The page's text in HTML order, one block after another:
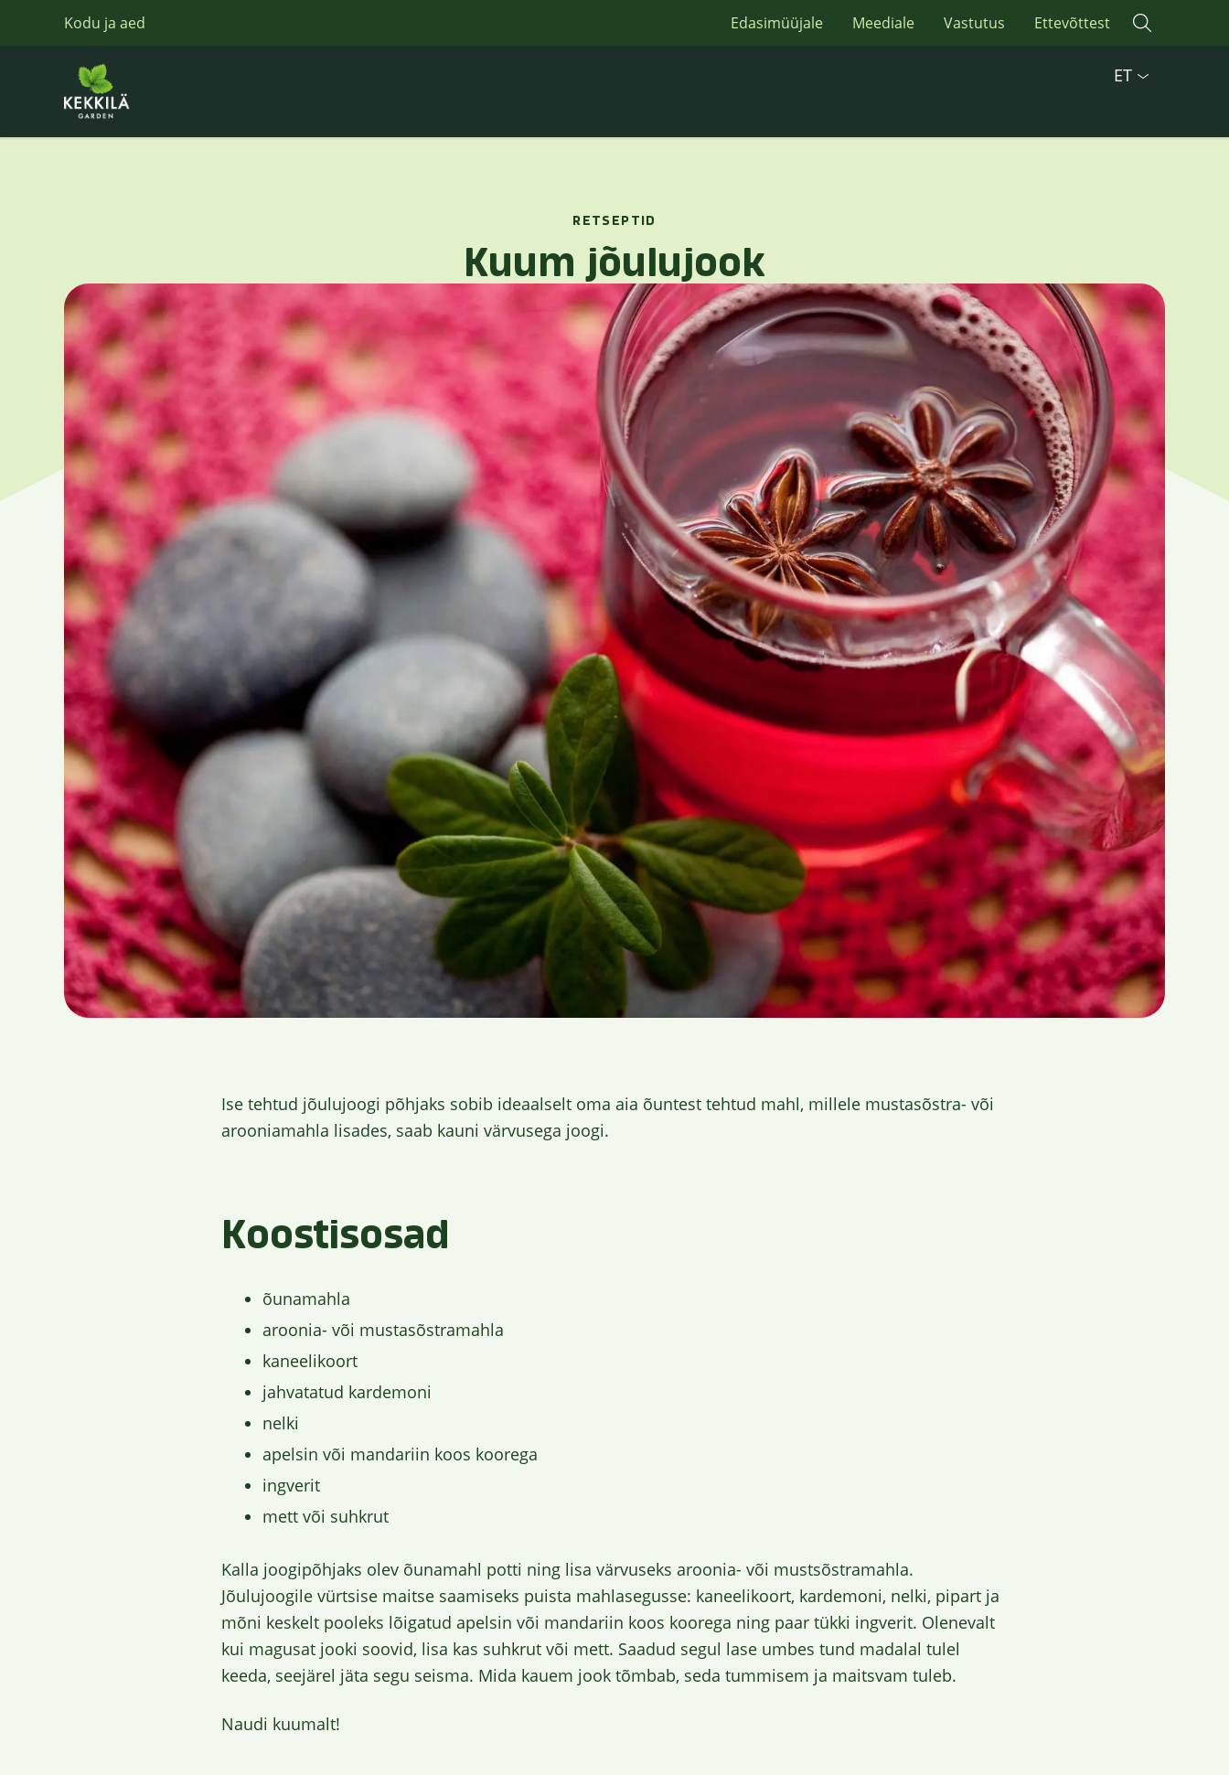
Kodu ja aed Edasimüüjale Meediale Vastutus Ettevõttest
ET
RETSEPTID
Kuum jõulujook
Ise tehtud jõulujoogi põhjaks sobib ideaalselt oma aia õuntest tehtud mahl, millele mustasõstra- või
arooniamahla lisades, saab kauni värvusega joogi.
Koostisosad
õunamahla
aroonia- või mustasõstramahla
kaneelikoort
jahvatatud kardemoni
nelki
apelsin või mandariin koos koorega
ingverit
mett või suhkrut
Kalla joogipõhjaks olev õunamahl potti ning lisa värvuseks aroonia- või mustsõstramahla.
Jõulujoogile vürtsise maitse saamiseks puista mahlasegusse: kaneelikoort, kardemoni, nelki, pipart ja
mõni keskelt pooleks lõigatud apelsin või mandariin koos koorega ning paar tükki ingverit. Olenevalt
kui magusat jooki soovid, lisa kas suhkrut või mett. Saadud segul lase umbes tund madalal tulel
keeda, seejärel jäta segu seisma. Mida kauem jook tõmbab, seda tummisem ja maitsvam tuleb.
Naudi kuumalt!